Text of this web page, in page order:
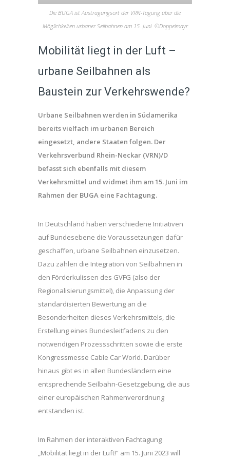
Die BUGA ist Austragungsort der VRN-Tagung über die
Möglichkeiten urbaner Seilbahnen am 15. Juni. ©Doppelmayr
Mobilität liegt in der Luft –
urbane Seilbahnen als
Baustein zur Verkehrswende?
Urbane Seilbahnen werden in Südamerika
bereits vielfach im urbanen Bereich
eingesetzt, andere Staaten folgen. Der
Verkehrsverbund Rhein-Neckar (VRN)/D
befasst sich ebenfalls mit diesem
Verkehrsmittel und widmet ihm am 15. Juni im
Rahmen der BUGA eine Fachtagung.
In Deutschland haben verschiedene Initiativen
auf Bundesebene die Voraussetzungen dafür
geschaffen, urbane Seilbahnen einzusetzen.
Dazu zählen die Integration von Seilbahnen in
den Förderkulissen des GVFG (also der
Regionalisierungsmittel), die Anpassung der
standardisierten Bewertung an die
Besonderheiten dieses Verkehrsmittels, die
Erstellung eines Bundesleitfadens zu den
notwendigen Prozessschritten sowie die erste
Kongressmesse Cable Car World. Darüber
hinaus gibt es in allen Bundesländern eine
entsprechende Seilbahn-Gesetzgebung, die aus
einer europäischen Rahmenverordnung
entstanden ist.
Im Rahmen der interaktiven Fachtagung
„Mobilität liegt in der Luft!“ am 15. Juni 2023 will